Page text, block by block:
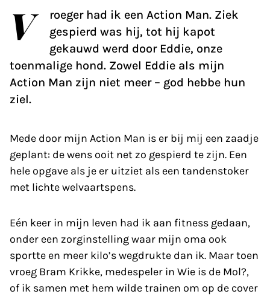
V
roeger had ik een Action Man. Ziek
gespierd was hij, tot hij kapot
gekauwd werd door Eddie, onze
toenmalige hond. Zowel Eddie als mijn
Action Man zijn niet meer – god hebbe hun
ziel.
Mede door mijn Action Man is er bij mij een zaadje
geplant: de wens ooit net zo gespierd te zijn. Een
hele opgave als je er uitziet als een tandenstoker
met lichte welvaarts­pens.
Eén keer in mijn leven had ik aan fitness gedaan,
onder een zorginstelling waar mijn oma ook
sportte en meer kilo’s wegdrukte dan ik. Maar toen
vroeg Bram Krikke, medespeler in Wie is de Mol?,
of ik samen met hem wilde trainen om op de cover